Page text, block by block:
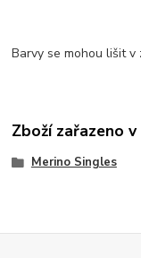
Barvy se mohou lišit
Zboží zařazeno
Merino Singles